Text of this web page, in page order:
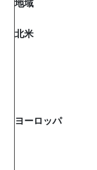
地域
北米
ヨーロッパ